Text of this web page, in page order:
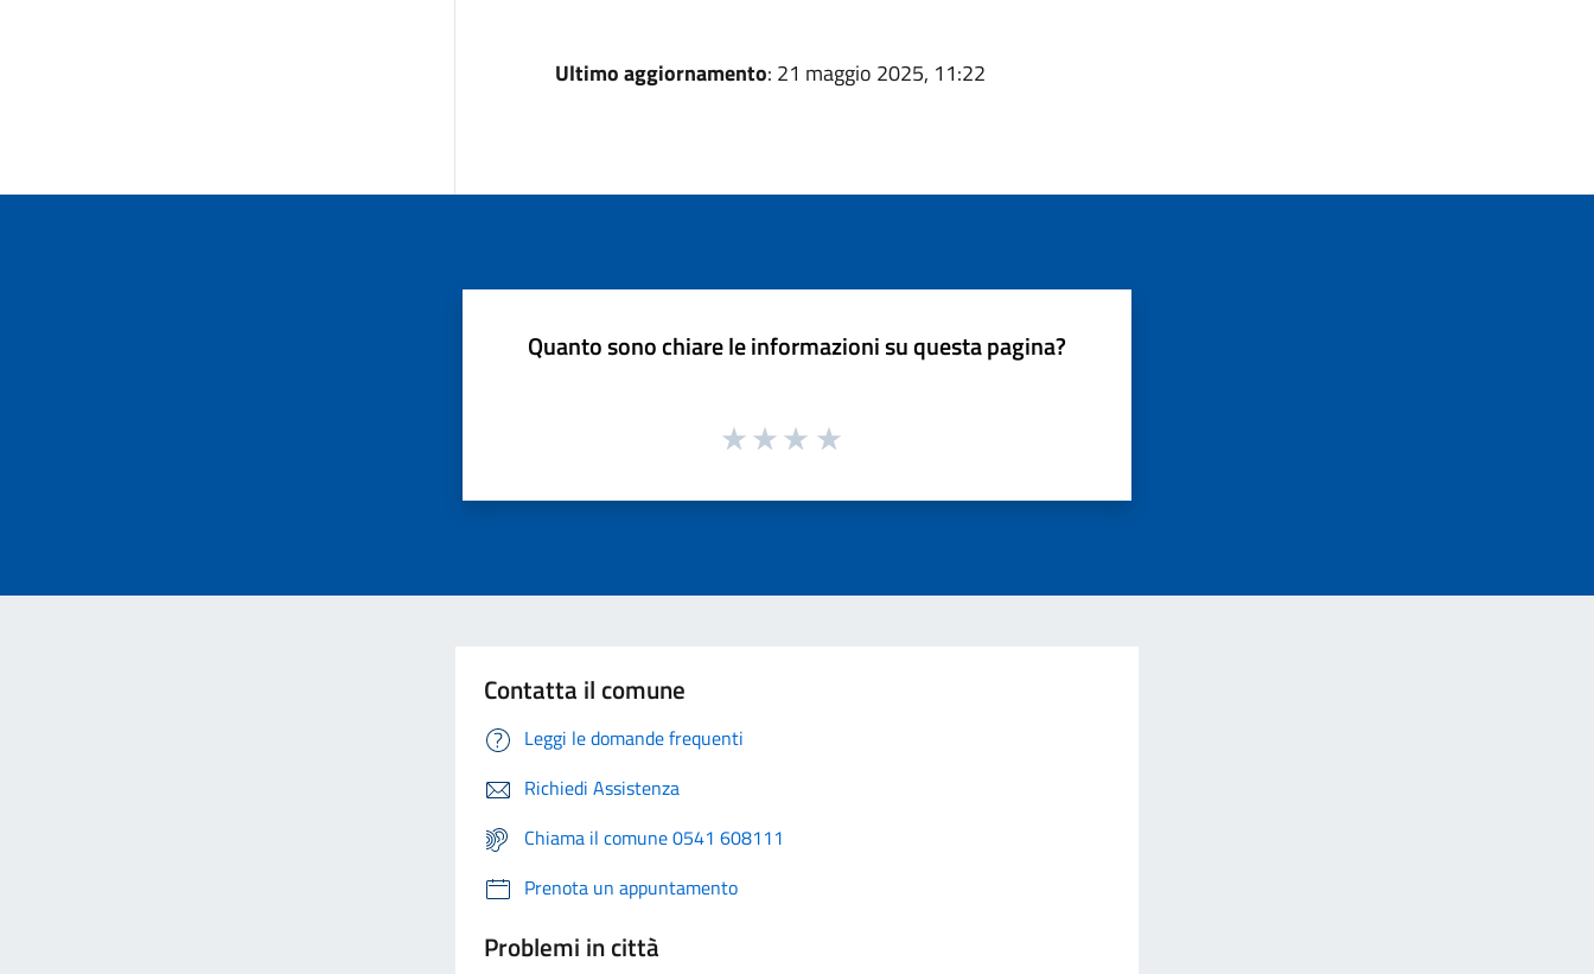
Ultimo aggiornamento: 21 maggio 2025, 11:22
Quanto sono chiare le informazioni su questa pagina?
Contatta il comune
Leggi le domande frequenti
Richiedi Assistenza
Chiama il comune 0541 608111
Prenota un appuntamento
Problemi in città